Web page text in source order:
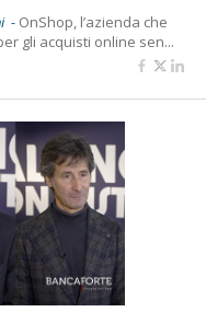
- OnShop, l’azienda che
gli acquisti online sen...